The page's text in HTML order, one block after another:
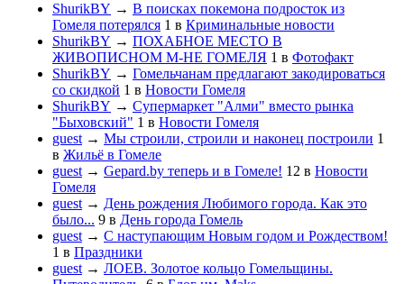
ShurikBY → В поисках покемона подросток из
Гомеля потерялся 1 в Криминальные новости
ShurikBY → ПОХАБНОЕ МЕСТО В
ЖИВОПИСНОМ М-НЕ ГОМЕЛЯ 1 в Фотофакт
ShurikBY → Гомельчанам предлагают закодироваться
со скидкой 1 в Новости Гомеля
ShurikBY → Супермаркет "Алми" вместо рынка
"Быховский" 1 в Новости Гомеля
guest → Мы строили, строили и наконец построили 1
в Жильё в Гомеле
guest → Gepard.by теперь и в Гомеле! 12 в Новости
Гомеля
guest → День рождения Любимого города. Как это
было... 9 в День города Гомель
guest → С наступающим Новым годом и Рождеством!
1 в Праздники
guest → ЛОЕВ. Золотое кольцо Гомельщины.